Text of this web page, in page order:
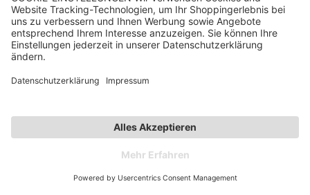
Kategorien
Affiliate-Partner­programm